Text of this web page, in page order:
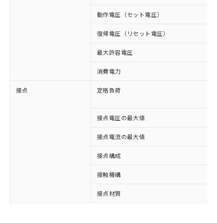
動作電圧（セット電圧）
復帰電圧（リセット電圧）
最大許容電圧
消費電力
接点 定格負荷
接点電圧の最大値
接点電流の最大値
接点構成
接触機構
接点材質